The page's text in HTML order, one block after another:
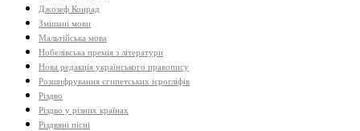
Джозеф Конрад
Змішані мови
Мальтійська мова
Нобелівська премія з літератури
Нова редакція українського правопису
Розшифрування єгипетських ієрогліфів
Різдво
Різдво у різних країнах
Різдвяні пісні